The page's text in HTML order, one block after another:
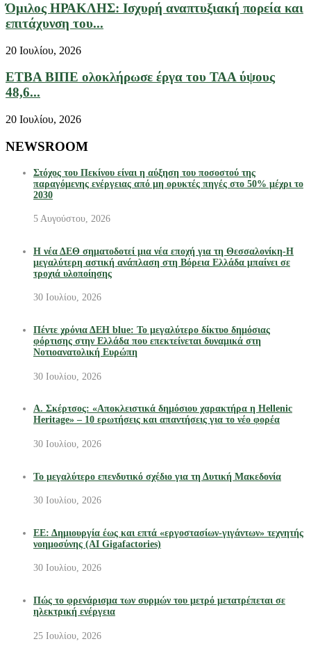
Όμιλος ΗΡΑΚΛΗΣ: Ισχυρή αναπτυξιακή πορεία και
επιτάχυνση του...
20 Ιουλίου, 2026
ΕΤΒΑ ΒΙΠΕ ολοκλήρωσε έργα του ΤΑΑ ύψους
48,6...
20 Ιουλίου, 2026
NEWSROOM
Στόχος του Πεκίνου είναι η αύξηση του ποσοστού της
παραγόμενης ενέργειας από μη ορυκτές πηγές στο 50% μέχρι το
2030
5 Αυγούστου, 2026
Η νέα ΔΕΘ σηματοδοτεί μια νέα εποχή για τη Θεσσαλονίκη-Η
μεγαλύτερη αστική ανάπλαση στη Βόρεια Ελλάδα μπαίνει σε
τροχιά υλοποίησης
30 Ιουλίου, 2026
Πέντε χρόνια ΔΕΗ blue: Το μεγαλύτερο δίκτυο δημόσιας
φόρτισης στην Ελλάδα που επεκτείνεται δυναμικά στη
Νοτιοανατολική Ευρώπη
30 Ιουλίου, 2026
Α. Σκέρτσος: «Αποκλειστικά δημόσιου χαρακτήρα η Hellenic
Heritage» – 10 ερωτήσεις και απαντήσεις για το νέο φορέα
30 Ιουλίου, 2026
Το μεγαλύτερο επενδυτικό σχέδιο για τη Δυτική Μακεδονία
30 Ιουλίου, 2026
ΕΕ: Δημιουργία έως και επτά «εργοστασίων-γιγάντων» τεχνητής
νοημοσύνης (AI Gigafactories)
30 Ιουλίου, 2026
Πώς το φρενάρισμα των συρμών του μετρό μετατρέπεται σε
ηλεκτρική ενέργεια
25 Ιουλίου, 2026